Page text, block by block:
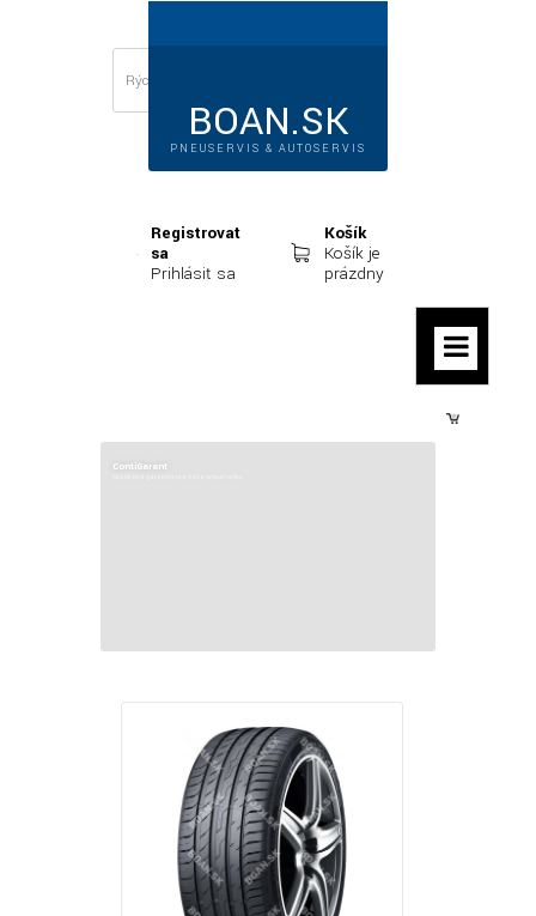
BOAN.SK
PNEUSERVIS & AUTOSERVIS
Registrovať
sa
Prihlásiť sa
Košík
Košík je
prázdny
ContiGarant